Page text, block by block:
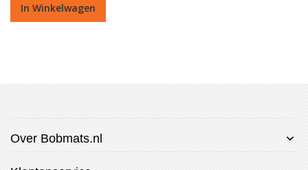
In Winkelwagen
Over Bobmats.nl